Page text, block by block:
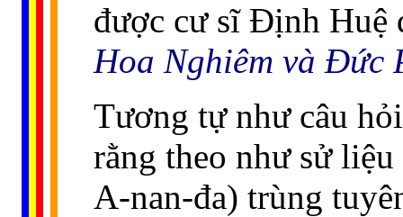
được cư sĩ Ðịnh Huệ
Hoa Nghiêm và Ðức
Tương tự như câu
rằng theo như sử
A-nan-đa) trùng